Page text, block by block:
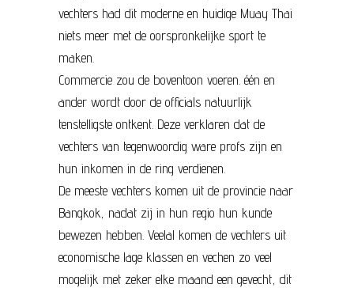
vechters had dit moderne en huidige Muay Thai
niets meer met de oorspronkelijke sport te
maken.
Commercie zou de boventoon voeren. één en
ander wordt door de officials natuurlijk
tenstelligste ontkent. Deze verklaren dat de
vechters van tegenwoordig ware profs zijn en
hun inkomen in de ring verdienen.
De meeste vechters komen uit de provincie naar
Bangkok, nadat zij in hun regio hun kunde
bewezen hebben. Veelal komen de vechters uit
economische lage klassen en vechen zo veel
mogelijk met zeker elke maand een gevecht, dit